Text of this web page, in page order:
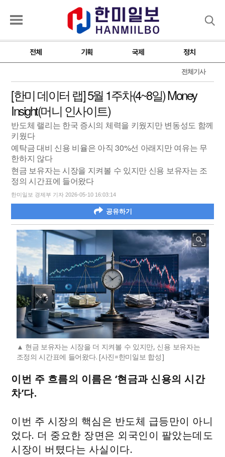
전체 기획 국제 정치
전체기사
[한미 데이터 랩] 5월 1주차(4~8일) Money
Insight(머니 인사이트)
반도체 랠리는 한국 증시의 체력을 키웠지만 변동성도 함께
키웠다
예탁금 대비 신용 비율은 아직 30%선 아래지만 여유는 무
한하지 않다
현금 보유자는 시장을 지켜볼 수 있지만 신용 보유자는 조
정의 시간표에 들어왔다
한미일보 경제부 기자 2026-05-10 16:03:14
공유하기
현금 보유자는 시장을 더 지켜볼 수 있지만, 신용 보유자는
조정의 시간표에 들어왔다. [사진=한미일보 합성]
이번 주 흐름의 이름은 ‘현금과 신용의 시간
차’다.
이번 주 시장의 핵심은 반도체 급등만이 아니
었다. 더 중요한 장면은 외국인이 팔았는데도
시장이 버텼다는 사실이다.